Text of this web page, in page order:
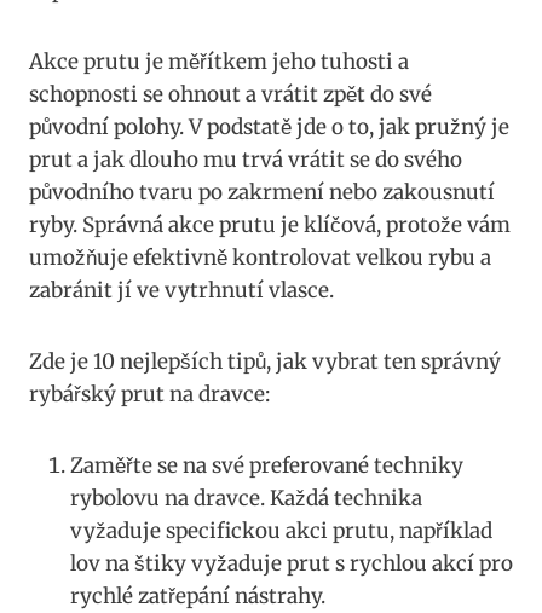
Akce prutu je ​měřítkem ‌jeho tuhosti ‌a⁢
schopnosti se ohnout a vrátit⁣ zpět⁤ do⁢ své
původní ⁣polohy. V podstatě⁣ jde o to, jak ⁣pružný je
prut⁢ a ⁤jak ⁣dlouho ‌mu trvá vrátit⁢ se do ⁤svého
⁢původního tvaru po‍ zakrmení⁤ nebo zakousnutí
ryby.⁢ Správná akce prutu je⁣ klíčová, protože vám
​umožňuje ⁣efektivně​ kontrolovat velkou rybu a
zabránit jí​ ve vytrhnutí ​vlasce.
Zde je‍ 10 nejlepších tipů, jak vybrat​ ten ⁤správný
⁤rybářský prut na dravce:
Zaměřte⁤ se ⁢na své preferované techniky
rybolovu na dravce. Každá⁣ technika
vyžaduje specifickou akci‌ prutu, například
lov‌ na štiky vyžaduje prut s rychlou‍ akcí pro
rychlé zatřepání‌ nástrahy.